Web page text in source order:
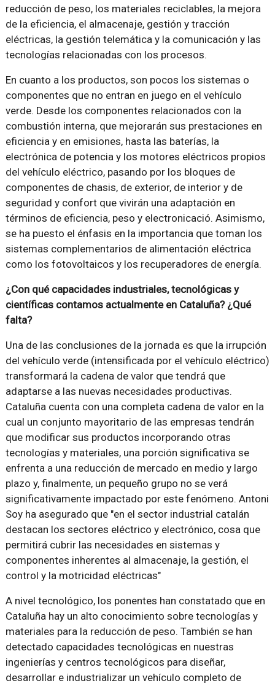
reducción de peso, los materiales reciclables, la mejora
de la eficiencia, el almacenaje, gestión y tracción
eléctricas, la gestión telemática y la comunicación y las
tecnologías relacionadas con los procesos.
En cuanto a los productos, son pocos los sistemas o
componentes que no entran en juego en el vehículo
verde. Desde los componentes relacionados con la
combustión interna, que mejorarán sus prestaciones en
eficiencia y en emisiones, hasta las baterías, la
electrónica de potencia y los motores eléctricos propios
del vehículo eléctrico, pasando por los bloques de
componentes de chasis, de exterior, de interior y de
seguridad y confort que vivirán una adaptación en
términos de eficiencia, peso y electronicació. Asimismo,
se ha puesto el énfasis en la importancia que toman los
sistemas complementarios de alimentación eléctrica
como los fotovoltaicos y los recuperadores de energía.
¿Con qué capacidades industriales, tecnológicas y
científicas contamos actualmente en Cataluña? ¿Qué
falta?
Una de las conclusiones de la jornada es que la irrupción
del vehículo verde (intensificada por el vehículo eléctrico)
transformará la cadena de valor que tendrá que
adaptarse a las nuevas necesidades productivas.
Cataluña cuenta con una completa cadena de valor en la
cual un conjunto mayoritario de las empresas tendrán
que modificar sus productos incorporando otras
tecnologías y materiales, una porción significativa se
enfrenta a una reducción de mercado en medio y largo
plazo y, finalmente, un pequeño grupo no se verá
significativamente impactado por este fenómeno. Antoni
Soy ha asegurado que "en el sector industrial catalán
destacan los sectores eléctrico y electrónico, cosa que
permitirá cubrir las necesidades en sistemas y
componentes inherentes al almacenaje, la gestión, el
control y la motricidad eléctricas"
A nivel tecnológico, los ponentes han constatado que en
Cataluña hay un alto conocimiento sobre tecnologías y
materiales para la reducción de peso. También se han
detectado capacidades tecnológicas en nuestras
ingenierías y centros tecnológicos para diseñar,
desarrollar e industrializar un vehículo completo de